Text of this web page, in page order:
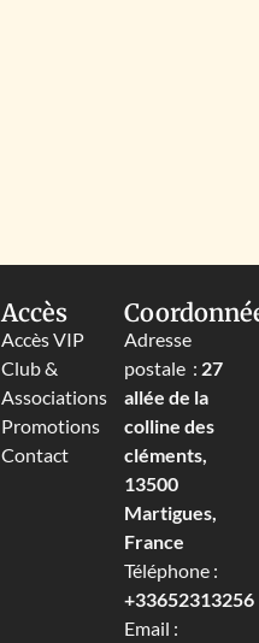
Accès
Accès VIP
Club &
Associations
Promotions
Contact
Adresse
postale : 27
allée de la
colline des
cléments,
13500
Martigues,
France
Téléphone :
+33652313256‬
Email :